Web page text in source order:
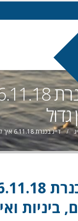
דייג בכנרת 6.11.18 איך לעבוד עם ציקדה, קצת מושטים, ביניות ואיך לא שפמנון גדול
ביניות